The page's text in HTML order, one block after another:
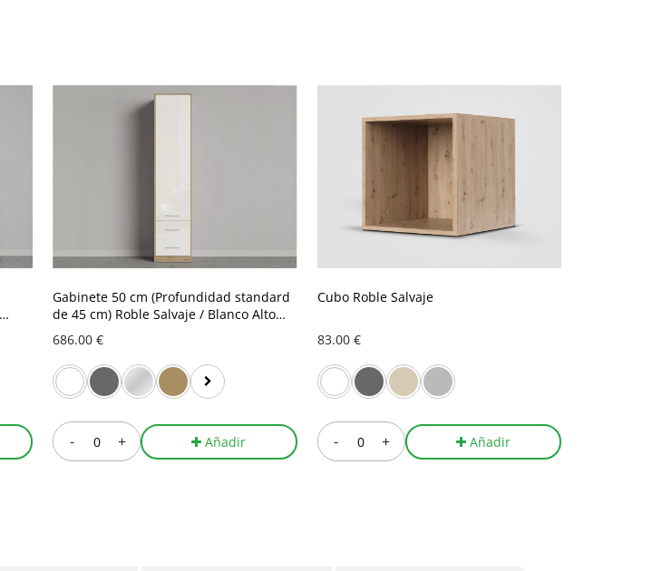
Gabinete 50 cm (Profundidad standard
de 45 cm) Roble Salvaje / Blanco Alto
Brillo
686.00 €
- + Añadir
Cubo Roble Salvaje
83.00 €
- + Añadir